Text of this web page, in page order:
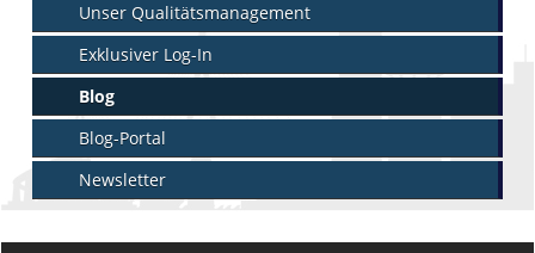
Unser Qualitätsmanagement
Exklusiver Log-In
Blog
Blog-Portal
Newsletter